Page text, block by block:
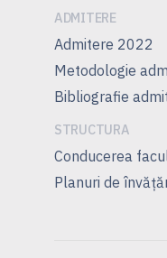
ADMITERE
Admitere 2022
Metodologie
Bibliografie
STRUCTURA
Conducerea
Planuri de